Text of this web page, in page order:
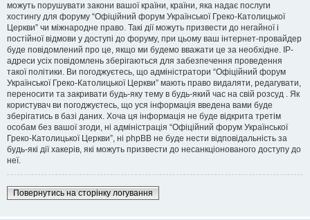
можуть порушувати закони вашої країни, країни, яка надає послуги
хостингу для форуму “Офіційний форум Української Греко-Католицької
Церкви” чи міжнародне право. Такі дії можуть призвести до негайної і
постійної відмови у доступі до форуму, при цьому ваш інтернет-провайдер
буде повідомлений про це, якщо ми будемо вважати це за необхідне. IP-
адреси усіх повідомлень зберігаються для забезпечення проведення
такої політики. Ви погоджуєтесь, що адміністратори “Офіційний форум
Української Греко-Католицької Церкви” мають право видаляти, редагувати,
переносити та закривати будь-яку тему в будь-який час на свій розсуд . Як
користувач ви погоджуєтесь, що уся інформація введена вами буде
зберігатись в базі даних. Хоча ця інформація не буде відкрита третім
особам без вашої згоди, ні адміністрація “Офіційний форум Української
Греко-Католицької Церкви”, ні phpBB не буде нести відповідальність за
будь-які дії хакерів, які можуть призвести до несанкціонованого доступу до
неї.
Повернутись на сторінку логування